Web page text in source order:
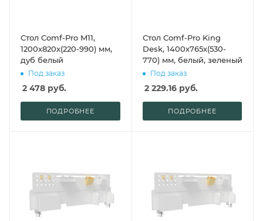
Стол Comf-Pro M11,
1200х820х(220-990) мм,
дуб белый
Под заказ
2 478 руб.
ПОДРОБНЕЕ
Стол Comf-Pro King
Desk, 1400х765х(530-
770) мм, белый, зеленый
Под заказ
2 229.16руб.
ПОДРОБНЕЕ